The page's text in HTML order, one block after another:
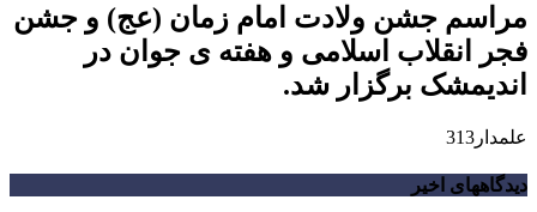
مراسم جشن ولادت امام زمان (عج) و جشن
فجر انقلاب اسلامی و هفته ی جوان در
اندیمشک برگزار شد.
علمدار313
دیدگاههای اخیر